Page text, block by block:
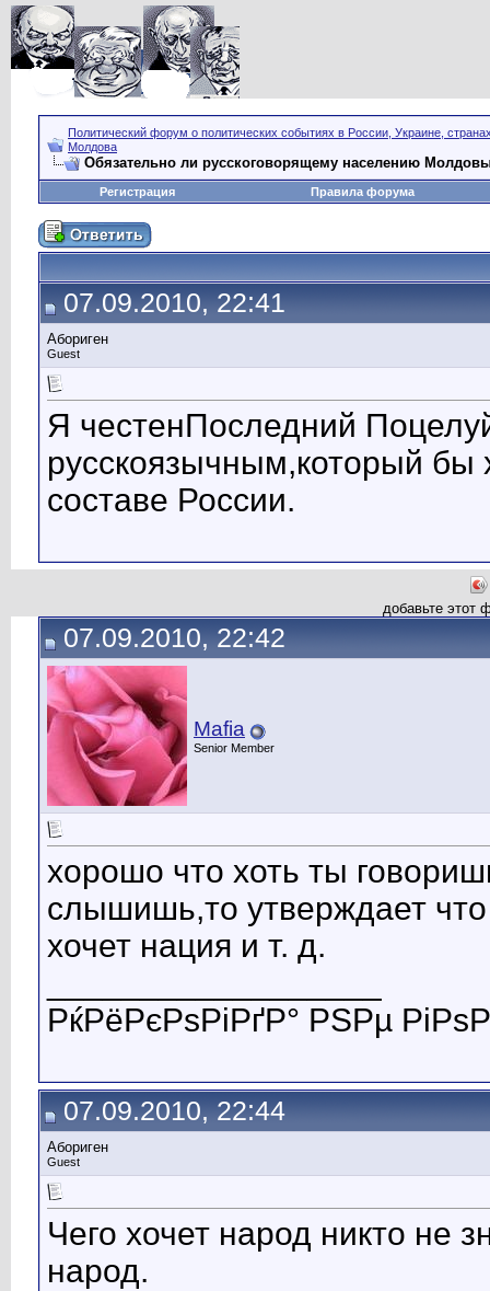
Политический форум о политических событиях в России, Украине,
Молдова
Обязательно ли русскоговорящему населению
Регистрация Правила форума
07.09.2010, 22:41
Абориген
Guest
Я честенПоследний
русскоязычным,который
составе России.
добавьте этот
07.09.2010, 22:42
Mafia
Senior Member
хорошо что хоть ты
слышишь,то утверждает
хочет нация и т. д.
РќРёРєРѕРіРґР° РЅРµ
07.09.2010, 22:44
Абориген
Guest
Чего хочет народ никто не
народ.